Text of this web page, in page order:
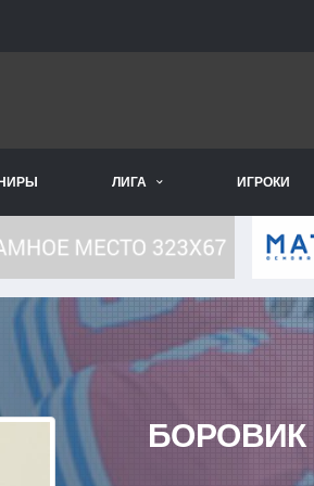
ЛИГА ИГРОКИ
БОРОВИК